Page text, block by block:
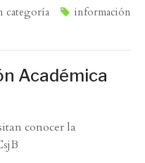
categoría
información
Académica
conocer la